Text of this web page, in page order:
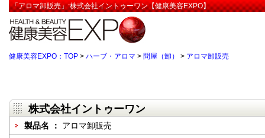
「アロマ卸販売」:株式会社イントゥーワン【健康美容EXPO】
健康美容EXPO：TOP > ハーブ・アロマ > 問屋（卸） > アロマ卸販売
株式会社イントゥーワン
製品名 ： アロマ卸販売